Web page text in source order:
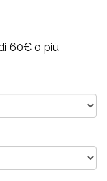
60€ o più